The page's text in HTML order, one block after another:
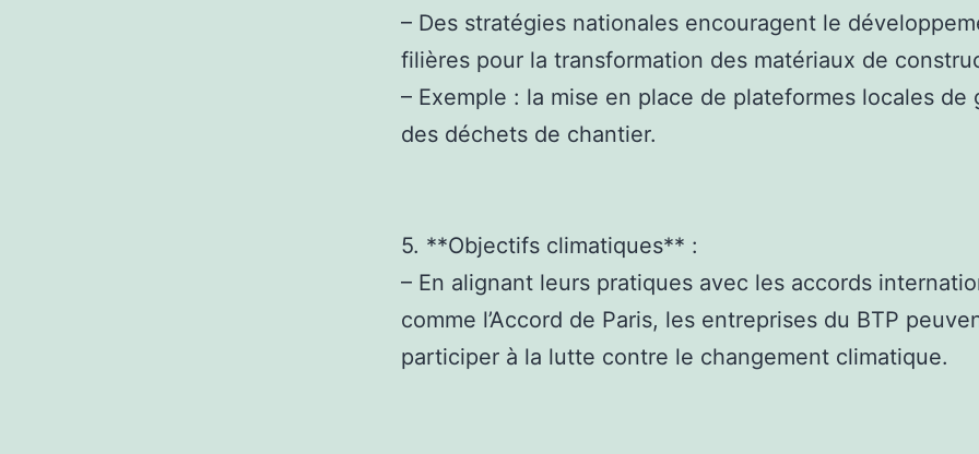
– Des stratégies nationales encouragent le
filières pour la transformation des matériaux de
– Exemple : la mise en place de plateformes locales de
des déchets de chantier.
5. **Objectifs climatiques** :
– En alignant leurs pratiques avec les accords
comme l’Accord de Paris, les entreprises du BTP
participer à la lutte contre le changement climatique.